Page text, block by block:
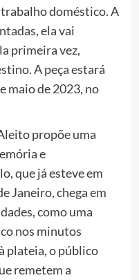
doméstico. A
ela vai
primeira vez,
A peça estará
maio de 2023, no
propõe uma
e
que já esteve em
Janeiro, chega em
como uma
nos minutos
plateia, o público
remetem a